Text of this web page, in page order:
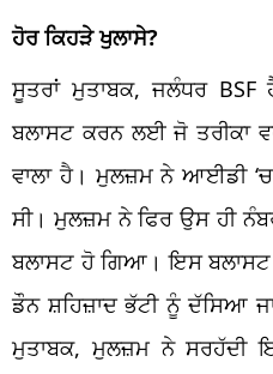
ਹੋਰ ਕਿਹੜੇ ਖੁਲਾਸੇ?
ਸੂਤਰਾਂ ਮੁਤਾਬਕ, ਜਲੰਧਰ
ਬਲਾਸਟ ਕਰਨ ਲਈ ਜੋ ਤਰੀਕਾ
ਵਾਲਾ ਹੈ। ਮੁਲਜ਼ਮ ਨੇ ਆਈਡੀ
ਸੀ। ਮੁਲਜ਼ਮ ਨੇ ਫਿਰ ਉਸ ਹੀ
ਬਲਾਸਟ ਹੋ ਗਿਆ। ਇਸ ਬਲਾਸਟ
ਡੌਨ ਸ਼ਹਿਜ਼ਾਦ ਭੱਟੀ ਨੂੰ ਦੱਸਿਆ ਜਾ
ਮੁਤਾਬਕ, ਮੁਲਜ਼ਮ ਨੇ ਸਰਹੱਦੀ